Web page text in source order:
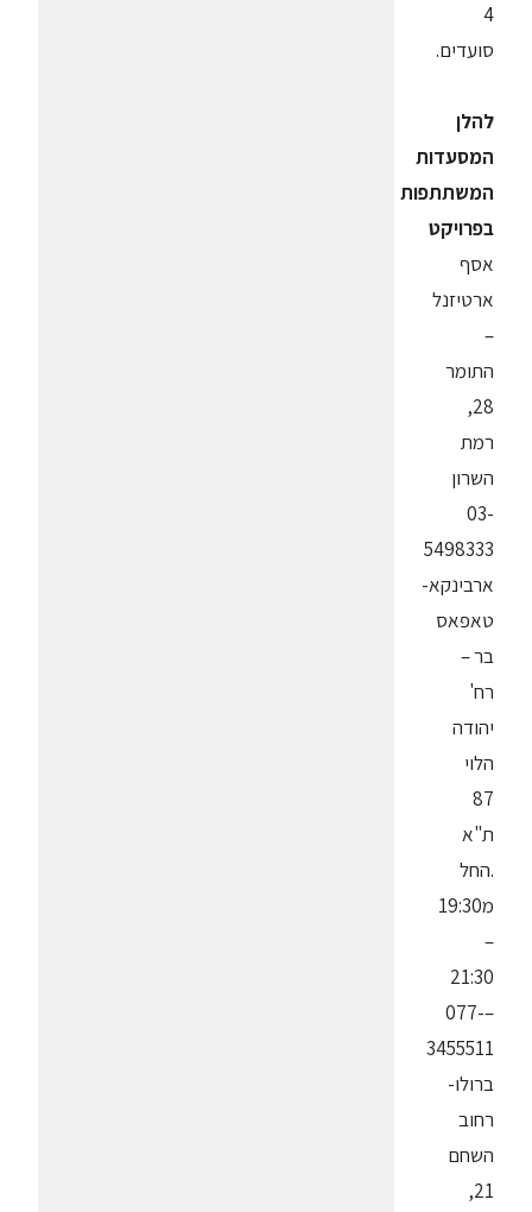
4
סועדים.
להלן
המסעדות
המשתתפות
בפרויקט
אסף
ארטיזנל
–
התומר
28,
רמת
השרון
03-
5498333
ארבינקא-
טאפאס
בר –
רח'
יהודה
הלוי
87
ת"א
.החל
מ19:30
–
21:30
–077-
3455511
ברולו-
רחוב
השחם
21,